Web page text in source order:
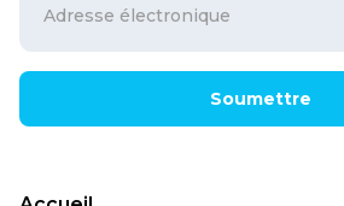
Soumettre